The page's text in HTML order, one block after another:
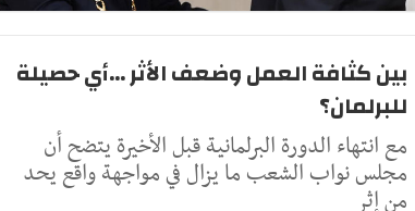
بين كثافة العمل وضعف الأثر ...أي حصيلة
للبرلمان؟
مع انتهاء الدورة البرلمانية قبل الأخيرة يتضح أن
مجلس نواب الشعب ما يزال في مواجهة واقع يحد
من إثر